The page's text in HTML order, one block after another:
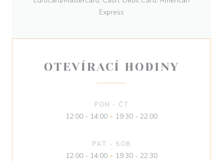
Express
OTEVÍRACÍ HODINY
PON - ČT
12:00 - 14:00 • 19:30 - 22:00
PAT - SOB
12:00 - 14:00 • 19:30 - 22:30